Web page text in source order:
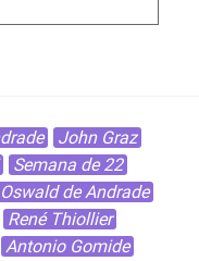
John Graz
Semana de 22
Oswald de Andrade
René Thiollier
Antonio Gomide